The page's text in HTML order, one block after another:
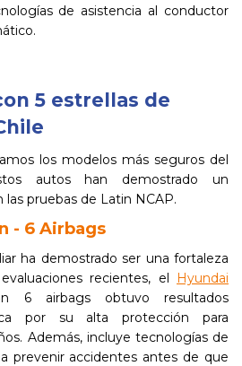
de asistencia al conductor
5 estrellas de
los modelos más seguros del
autos han demostrado un
pruebas de Latin NCAP.
- 6 Airbags
ha demostrado ser una fortaleza
recientes, el Hyundai
6 airbags obtuvo resultados
por su alta protección para
Además, incluye tecnologías de
prevenir accidentes antes de que